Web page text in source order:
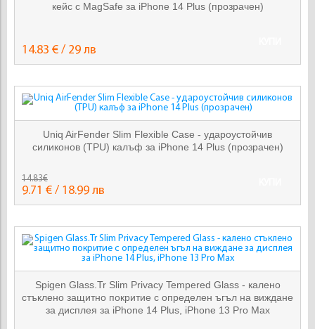
кейс с MagSafe за iPhone 14 Plus (прозрачен)
14.83 € / 29 лв
Uniq AirFender Slim Flexible Case - удароустойчив
силиконов (TPU) калъф за iPhone 14 Plus (прозрачен)
14.83€
9.71 € / 18.99 лв
Spigen Glass.Tr Slim Privacy Tempered Glass - калено
стъклено защитно покритие с определен ъгъл на виждане
за дисплея за iPhone 14 Plus, iPhone 13 Pro Max